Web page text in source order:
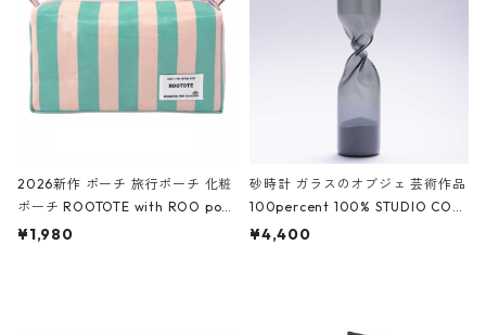
ーガンディー、オフホワイト
2026新作 ポーチ 旅行ポーチ 化粧
ポーチ ROOTOTE with ROO pou
ch 3532 ルートート WR.ポーチ.ラ
¥1,980
砂時計 ガラスのオブジェ 芸術作品
100percent 100% STUDIO COH
AKU Timeless 100パーセント ス
¥4,400